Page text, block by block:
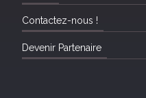
Contactez-nous !
Devenir Partenaire